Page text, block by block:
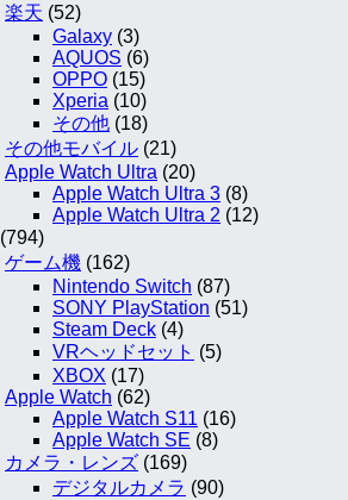
楽天 (52)
Galaxy (3)
AQUOS (6)
OPPO (15)
Xperia (10)
その他 (18)
その他モバイル (21)
Apple Watch Ultra (20)
Apple Watch Ultra 3 (8)
Apple Watch Ultra 2 (12)
(794)
ゲーム機 (162)
Nintendo Switch (87)
SONY PlayStation (51)
Steam Deck (4)
VRヘッドセット (5)
XBOX (17)
Apple Watch (62)
Apple Watch S11 (16)
Apple Watch SE (8)
カメラ・レンズ (169)
デジタルカメラ (90)